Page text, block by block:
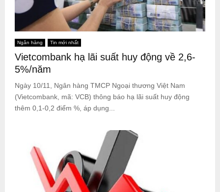
Ngân hàng Tin mới nhất
Vietcombank hạ lãi suất huy động về 2,6-
5%/năm
Ngày 10/11, Ngân hàng TMCP Ngoại thương Việt Nam
(Vietcombank, mã: VCB) thông báo hạ lãi suất huy động
thêm 0,1-0,2 điểm %, áp dụng...